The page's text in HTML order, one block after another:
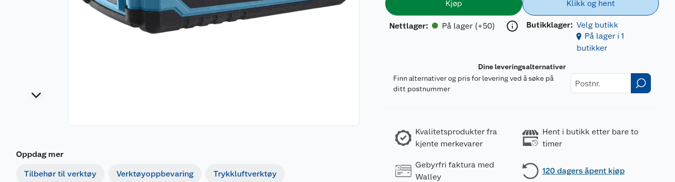
Oppdag mer
Tilbehør til verktøy Verktøyoppbevaring Trykkluftverktøy
Kjøp
Nettlager: På lager (+50)
Klikk og hent
Butikklager: Velg butikk
På lager i 1
butikker
Dine leveringsalternativer
Finn alternativer og pris for levering ved å søke på
ditt postnummer
Kvalitetsprodukter fra
kjente merkevarer
Hent i butikk etter bare to
timer
Gebyrfri faktura med
Walley
120 dagers åpent kjøp